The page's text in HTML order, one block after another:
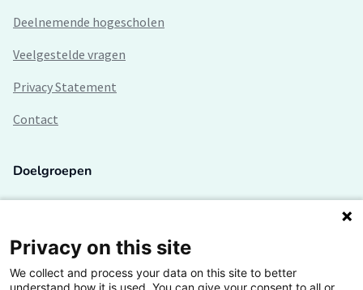
Deelnemende hogescholen
Veelgestelde vragen
Privacy Statement
Contact
Doelgroepen
Lectoren en onderzoekers
Bedrijven
Privacy on this site
We collect and process your data on this site to better
understand how it is used. You can give your consent to all or